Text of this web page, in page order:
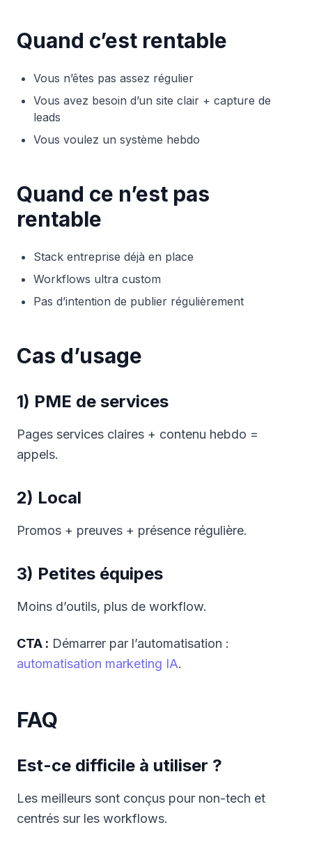
Quand c’est rentable
Vous n’êtes pas assez régulier
Vous avez besoin d’un site clair + capture de
leads
Vous voulez un système hebdo
Quand ce n’est pas
rentable
Stack entreprise déjà en place
Workflows ultra custom
Pas d’intention de publier régulièrement
Cas d’usage
1) PME de services
Pages services claires + contenu hebdo =
appels.
2) Local
Promos + preuves + présence régulière.
3) Petites équipes
Moins d’outils, plus de workflow.
CTA : Démarrer par l’automatisation :
automatisation marketing IA.
FAQ
Est-ce difficile à utiliser ?
Les meilleurs sont conçus pour non-tech et
centrés sur les workflows.